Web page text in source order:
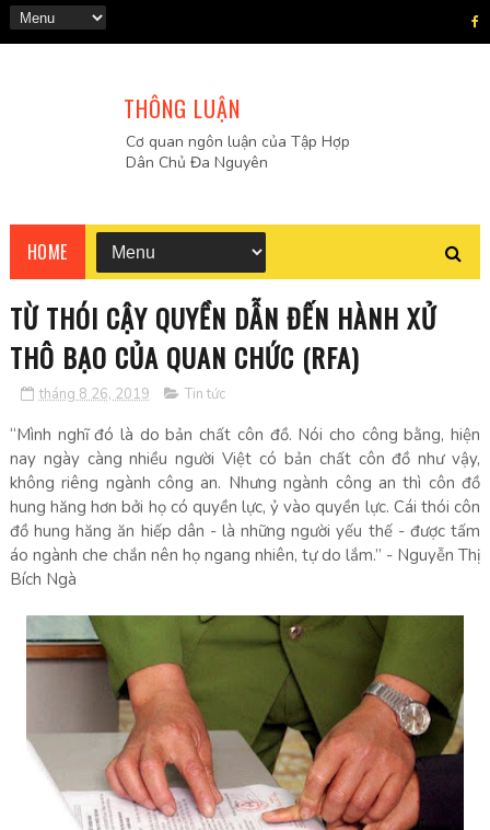
THÔNG LUẬN
Cơ quan ngôn luận của Tập Hợp
Dân Chủ Đa Nguyên
HOME
TỪ THÓI CẬY QUYỀN DẪN ĐẾN HÀNH XỬ
THÔ BẠO CỦA QUAN CHỨC (RFA)
tháng 8 26, 2019 Tin tức
“Mình nghĩ đó là do bản chất côn đồ. Nói cho công bằng, hiện
nay ngày càng nhiều người Việt có bản chất côn đồ như vậy,
không riêng ngành công an. Nhưng ngành công an thì côn đồ
hung hăng hơn bởi họ có quyền lực, ỷ vào quyền lực. Cái thói côn
đồ hung hăng ăn hiếp dân - là những người yếu thế - được tấm
áo ngành che chắn nên họ ngang nhiên, tự do lắm.” - Nguyễn Thị
Bích Ngà